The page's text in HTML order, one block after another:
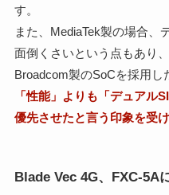
す。
また、MediaTek製の場合、
面倒くさいという点もあり
Broadcom製のSoCを採用し
「性能」よりも「デュアル
優先させたと言う印象を受け
Blade Vec 4G、FXC-5A